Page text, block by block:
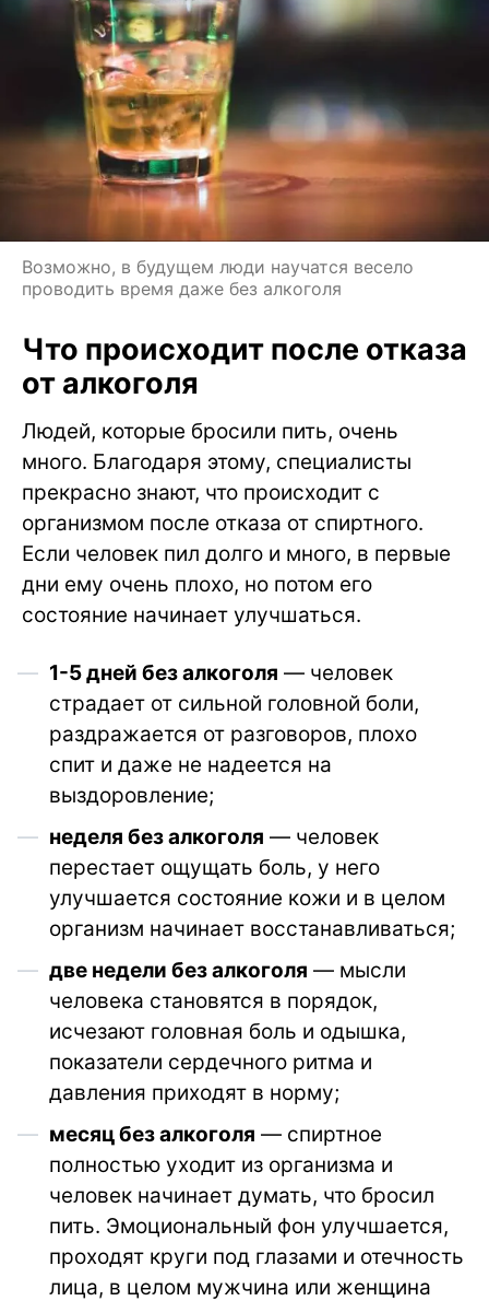
Возможно, в будущем люди научатся весело
проводить время даже без алкоголя
Что происходит после отказа
от алкоголя
Людей, которые бросили пить, очень
много. Благодаря этому, специалисты
прекрасно знают, что происходит с
организмом после отказа от спиртного.
Если человек пил долго и много, в первые
дни ему очень плохо, но потом его
состояние начинает улучшаться.
1-5 дней без алкоголя — человек
страдает от сильной головной боли,
раздражается от разговоров, плохо
спит и даже не надеется на
выздоровление;
неделя без алкоголя — человек
перестает ощущать боль, у него
улучшается состояние кожи и в целом
организм начинает восстанавливаться;
две недели без алкоголя — мысли
человека становятся в порядок,
исчезают головная боль и одышка,
показатели сердечного ритма и
давления приходят в норму;
месяц без алкоголя — спиртное
полностью уходит из организма и
человек начинает думать, что бросил
пить. Эмоциональный фон улучшается,
проходят круги под глазами и отечность
лица, в целом мужчина или женщина